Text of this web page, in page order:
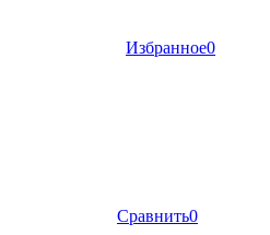
Избранное0
Сравнить0